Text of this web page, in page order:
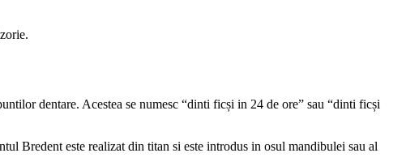
dentare. Acestea se numesc “dinti ficși in 24 de ore” sau “dinti ficși
Bredent este realizat din titan si este introdus in osul mandibulei sau al